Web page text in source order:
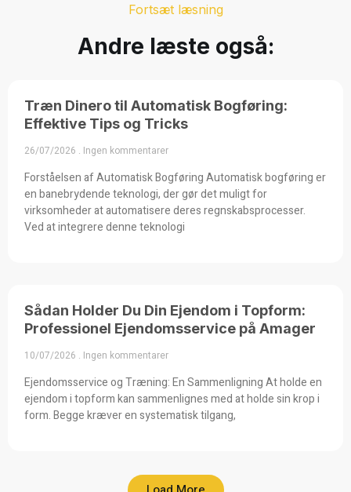
Fortsæt læsning
Andre læste også:
Træn Dinero til Automatisk Bogføring:
Effektive Tips og Tricks
26/07/2026 Ingen kommentarer
Forståelsen af Automatisk Bogføring Automatisk bogføring er
en banebrydende teknologi, der gør det muligt for
virksomheder at automatisere deres regnskabsprocesser.
Ved at integrere denne teknologi
Sådan Holder Du Din Ejendom i Topform:
Professionel Ejendomsservice på Amager
10/07/2026 Ingen kommentarer
Ejendomsservice og Træning: En Sammenligning At holde en
ejendom i topform kan sammenlignes med at holde sin krop i
form. Begge kræver en systematisk tilgang,